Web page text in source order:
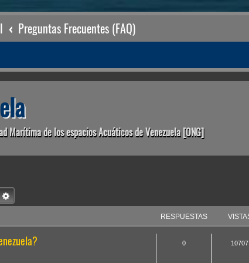
Preguntas Frecuentes (FAQ)
Marítima de los espacios Acuáticos de Venezuela [ONG]
Búsqueda avanzada
RESPUESTAS
0 10707